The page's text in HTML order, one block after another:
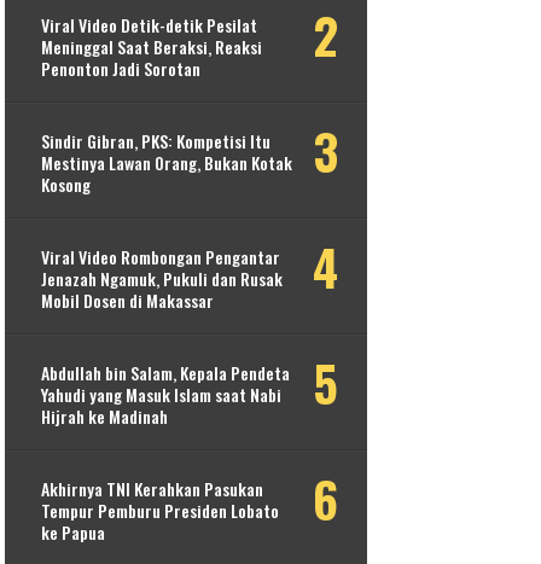
Viral Video Detik-detik Pesilat
Meninggal Saat Beraksi, Reaksi
Penonton Jadi Sorotan
Sindir Gibran, PKS: Kompetisi Itu
Mestinya Lawan Orang, Bukan Kotak
Kosong
Viral Video Rombongan Pengantar
Jenazah Ngamuk, Pukuli dan Rusak
Mobil Dosen di Makassar
Abdullah bin Salam, Kepala Pendeta
Yahudi yang Masuk Islam saat Nabi
Hijrah ke Madinah
Akhirnya TNI Kerahkan Pasukan
Tempur Pemburu Presiden Lobato
ke Papua